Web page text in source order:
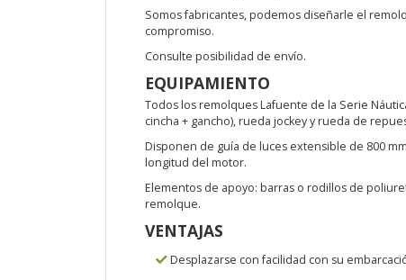
Somos fabricantes, podemos diseñarle el
compromiso.
Consulte posibilidad de envío.
EQUIPAMIENTO
Todos los remolques Lafuente de la Serie
cincha + gancho), rueda jockey y rueda de
Disponen de guía de luces extensible de 800
longitud del motor.
Elementos de apoyo: barras o rodillos de
remolque.
VENTAJAS
Desplazarse con facilidad con su